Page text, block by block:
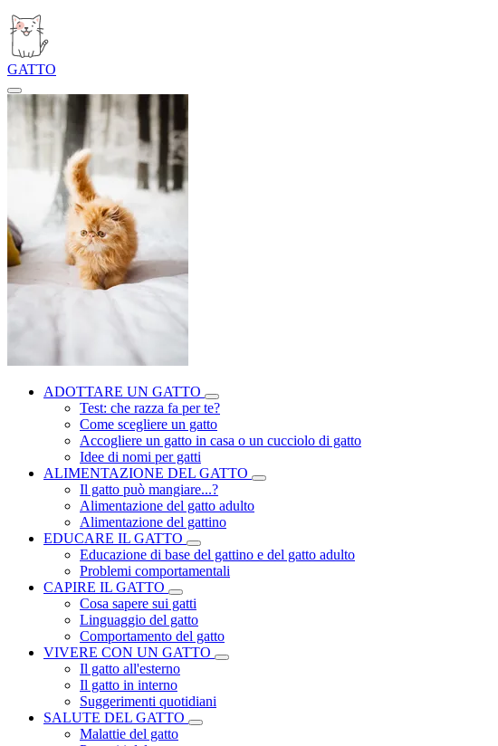
GATTO
ADOTTARE UN GATTO
Test: che razza fa per te?
Come scegliere un gatto
Accogliere un gatto in casa o un cucciolo di gatto
Idee di nomi per gatti
ALIMENTAZIONE DEL GATTO
Il gatto può mangiare...?
Alimentazione del gatto adulto
Alimentazione del gattino
EDUCARE IL GATTO
Educazione di base del gattino e del gatto adulto
Problemi comportamentali
CAPIRE IL GATTO
Cosa sapere sui gatti
Linguaggio del gatto
Comportamento del gatto
VIVERE CON UN GATTO
Il gatto all'esterno
Il gatto in interno
Suggerimenti quotidiani
SALUTE DEL GATTO
Malattie del gatto